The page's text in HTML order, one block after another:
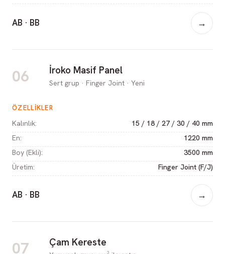
AB · BB →
06 İroko Masif Panel
Sert grup · Finger Joint · Yeni
ÖZELLIKLER
Kalınlık:
15 / 18 / 27 / 30 / 40 mm
En:
1220 mm
Boy (Ekli):
3500 mm
Üretim: Finger Joint (F/J)
AB · BB →
07 Çam Kereste